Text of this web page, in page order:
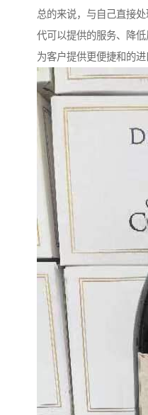
总的来说，与自己直接
代可以提供的服务、降低
为客户提供更便捷和的进